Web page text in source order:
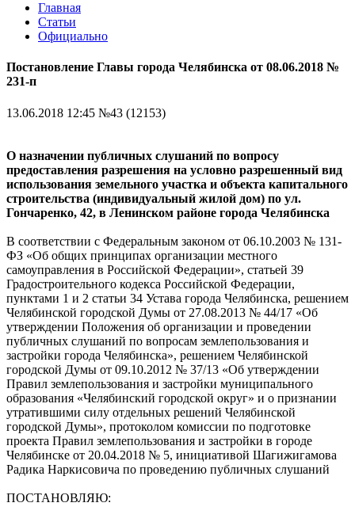
Главная
Статьи
Официально
Постановление Главы города Челябинска от 08.06.2018 №
231-п
13.06.2018 12:45 №43 (12153)
О назначении публичных слушаний по вопросу
предоставления разрешения на условно разрешенный вид
использования земельного участка и объекта капитального
строительства (индивидуальный жилой дом) по ул.
Гончаренко, 42, в Ленинском районе города Челябинска
В соответствии с Федеральным законом от 06.10.2003 № 131-
ФЗ «Об общих принципах организации местного
самоуправления в Российской Федерации», статьей 39
Градостроительного кодекса Российской Федерации,
пунктами 1 и 2 статьи 34 Устава города Челябинска, решением
Челябинской городской Думы от 27.08.2013 № 44/17 «Об
утверждении Положения об организации и проведении
публичных слушаний по вопросам землепользования и
застройки города Челябинска», решением Челябинской
городской Думы от 09.10.2012 № 37/13 «Об утверждении
Правил землепользования и застройки муниципального
образования «Челябинский городской округ» и о признании
утратившими силу отдельных решений Челябинской
городской Думы», протоколом комиссии по подготовке
проекта Правил землепользования и застройки в городе
Челябинске от 20.04.2018 № 5, инициативой Шагижигамова
Радика Наркисовича по проведению публичных слушаний
ПОСТАНОВЛЯЮ: